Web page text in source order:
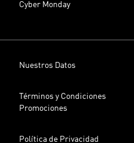
Cyber Monday
Nuestros Datos
Términos y Condiciones
Promociones
Política de Privacidad